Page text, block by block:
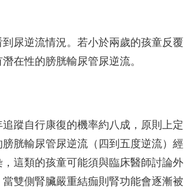
尿逆流情況。若小於兩歲的孩童反覆
在性的膀胱輸尿管尿逆流。
蹤自行康復的機率約八成，原則上定
胱輸尿管尿逆流（四到五度逆流）經
這類的孩童可能須與臨床醫師討論外
雙側腎臟嚴重結痂則腎功能會逐漸被